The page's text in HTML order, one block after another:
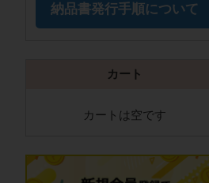
納品書発行手順について
カート
カートは空です